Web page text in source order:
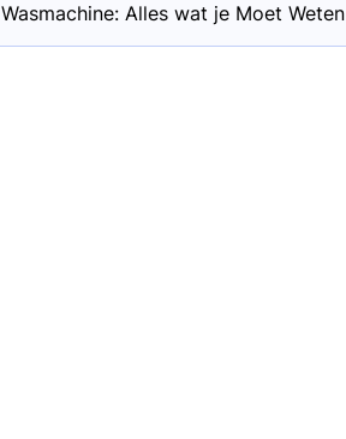
Wasmachine: Alles wat je Moet Weten